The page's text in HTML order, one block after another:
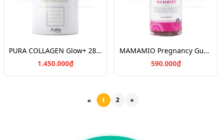
PURA COLLAGEN Glow+ 284g
1.450.000₫
MAMAMIO Pregnancy Gummies 60v
590.000₫
« 1 2 »